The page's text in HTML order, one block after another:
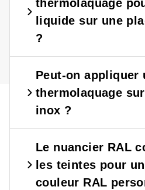
thermolaquage
liquide sur une
?
Peut-on appliquer
thermolaquage
inox ?
Le nuancier RAL
les teintes pour
couleur RAL